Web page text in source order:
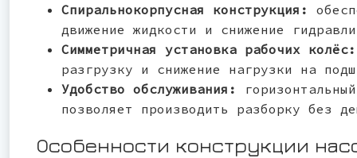
Спиральнокорпусная конструкция:
движение жидкости и снижение
Симметричная установка рабочих
разгрузку и снижение нагрузки на
Удобство обслуживания:
позволяет производить разборку без
Особенности конструкции